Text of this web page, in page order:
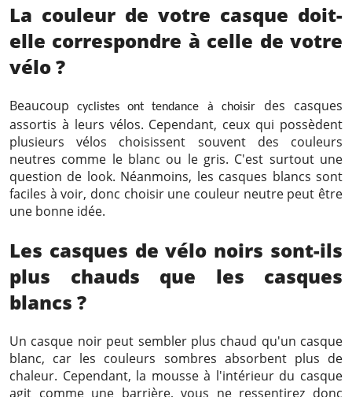
La couleur de votre casque doit-
elle correspondre à celle de votre
vélo ?
Beaucoup cyclistes ont tendance à choisir
des casques
assortis à leurs vélos. Cependant, ceux qui possèdent
plusieurs vélos choisissent souvent des couleurs
neutres comme le blanc ou le gris. C'est surtout une
question de look. Néanmoins, les casques blancs sont
faciles à voir, donc choisir une couleur neutre peut être
une bonne idée.
Les casques de vélo noirs sont-ils
plus chauds que les casques
blancs ?
Un casque noir peut sembler plus chaud qu'un casque
blanc, car les couleurs sombres absorbent plus de
chaleur. Cependant, la mousse à l'intérieur du casque
agit comme une barrière, vous ne ressentirez donc